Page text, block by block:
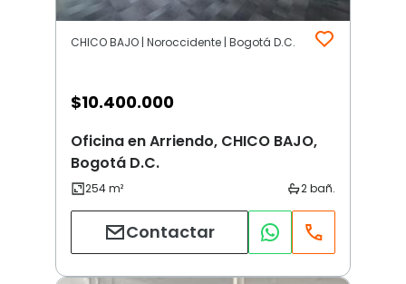
CHICO BAJO | Noroccidente | Bogotá D.C.
$10.400.000
Oficina en Arriendo, CHICO BAJO,
Bogotá D.C.
Contactar